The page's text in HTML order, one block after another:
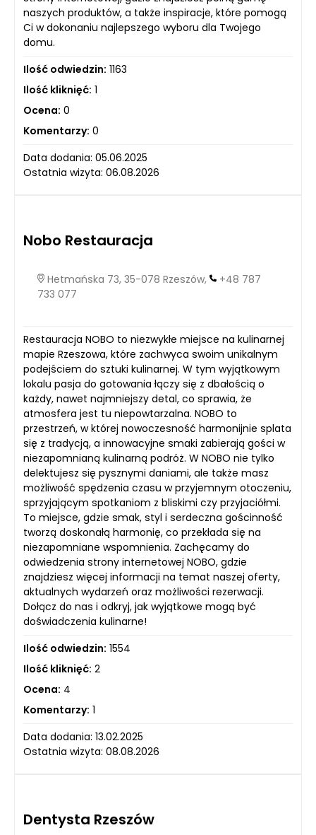
naszych produktów, a także inspiracje, które pomogą
Ci w dokonaniu najlepszego wyboru dla Twojego
domu.
Ilość odwiedzin: 1163
Ilość kliknięć: 1
Ocena: 0
Komentarzy: 0
Data dodania: 05.06.2025
Ostatnia wizyta: 06.08.2026
Nobo Restauracja
Hetmańska 73, 35-078 Rzeszów,
+48 787
733 077
Restauracja NOBO to niezwykłe miejsce na kulinarnej
mapie Rzeszowa, które zachwyca swoim unikalnym
podejściem do sztuki kulinarnej. W tym wyjątkowym
lokalu pasja do gotowania łączy się z dbałością o
każdy, nawet najmniejszy detal, co sprawia, że
atmosfera jest tu niepowtarzalna. NOBO to
przestrzeń, w której nowoczesność harmonijnie splata
się z tradycją, a innowacyjne smaki zabierają gości w
niezapomnianą kulinarną podróż. W NOBO nie tylko
delektujesz się pysznymi daniami, ale także masz
możliwość spędzenia czasu w przyjemnym otoczeniu,
sprzyjającym spotkaniom z bliskimi czy przyjaciółmi.
To miejsce, gdzie smak, styl i serdeczna gościnność
tworzą doskonałą harmonię, co przekłada się na
niezapomniane wspomnienia. Zachęcamy do
odwiedzenia strony internetowej NOBO, gdzie
znajdziesz więcej informacji na temat naszej oferty,
aktualnych wydarzeń oraz możliwości rezerwacji.
Dołącz do nas i odkryj, jak wyjątkowe mogą być
doświadczenia kulinarne!
Ilość odwiedzin: 1554
Ilość kliknięć: 2
Ocena: 4
Komentarzy: 1
Data dodania: 13.02.2025
Ostatnia wizyta: 08.08.2026
Dentysta Rzeszów